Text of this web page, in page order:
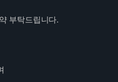
부탁드립니다.